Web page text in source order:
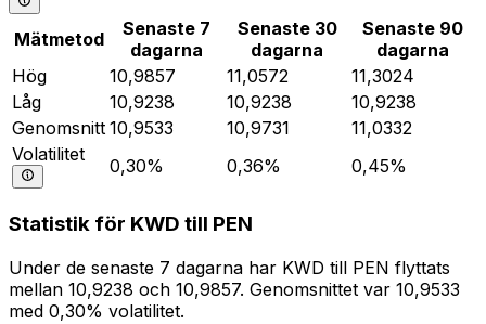
Mätmetod
Senaste 7
dagarna
Senaste 30
dagarna
Senaste 90
dagarna
Hög
10,9857 11,0572
11,3024
Låg
10,9238 10,9238
10,9238
Genomsnitt 10,9533 10,9731
11,0332
Volatilitet
0,30% 0,36% 0,45%
Statistik för KWD till PEN
Under de senaste 7 dagarna har KWD till PEN flyttats
mellan 10,9238 och 10,9857. Genomsnittet var 10,9533
med 0,30% volatilitet.